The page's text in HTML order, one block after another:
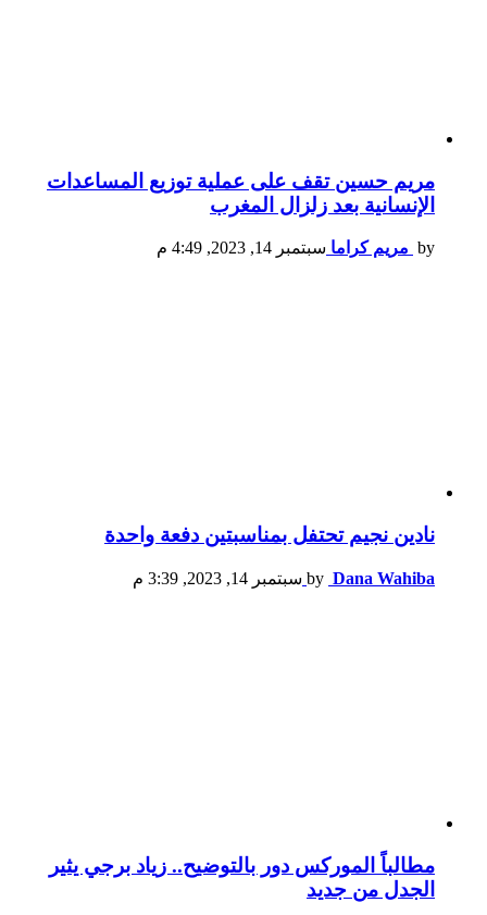
مريم حسين تقف على عملية توزيع المساعدات
الإنسانية بعد زلزال المغرب
by مريم كراما سبتمبر 14, 2023, 4:49 م
نادين نجيم تحتفل بمناسبتين دفعة واحدة
by Dana Wahiba سبتمبر 14, 2023, 3:39 م
مطالباً الموركس دور بالتوضيح.. زياد برجي يثير
الجدل من جديد